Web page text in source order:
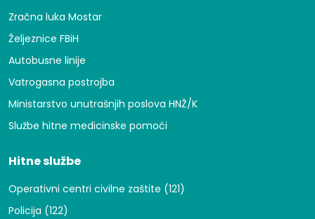
Zračna luka Mostar
Željeznice FBiH
Autobusne linije
Vatrogasna postrojba
Ministarstvo unutrašnjih poslova HNŽ/K
Službe hitne medicinske pomoći
Hitne službe
Operativni centri civilne zaštite (121)
Policija (122)